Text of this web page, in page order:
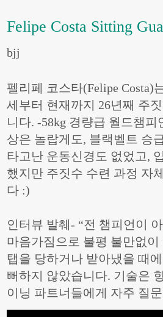
Felipe Costa Sitting
bjj
펠리페 코스타(Felipe Costa)
세부터 현재까지 26년째 주
니다. -58kg 경량급 월드챔피
상은 놀랍게도, 블랙벨트 승
타고난 운동신경도 없었고,
했지만 주짓수 수련 과정 자
다 :)
인터뷰 발췌- “전 챔피언이
마음가짐으로 불평 불만없이
탭을 당하거나 받아냈을 때
뻐하지 않았습니다. 기술은
이닝 파트너들에게 자주 질